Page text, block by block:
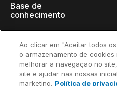
Base de
conhecimento
Tutoriais em vídeo
Centro de conteúdo
Ao clicar em "Aceitar todos
o armazenamento de
melhorar a navegação no
site e ajudar nas nossas
marketing. Política de